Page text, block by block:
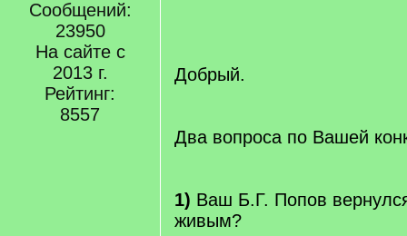
Сообщений:
23950
На сайте с
2013 г.
Рейтинг:
8557
Добрый.
Два вопроса по Вашей
1) Ваш Б.Г. Попов
живым?